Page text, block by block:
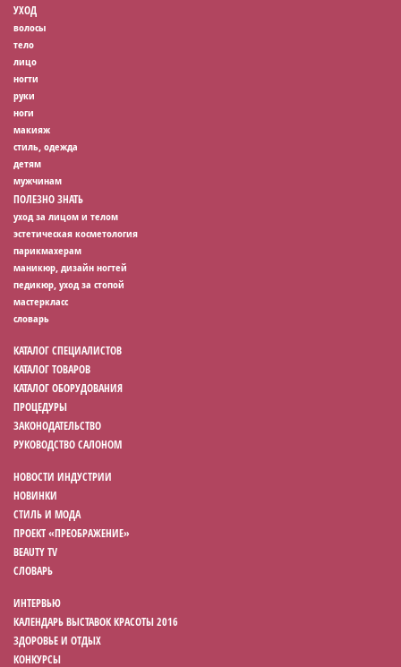
УХОД
волосы
тело
лицо
ногти
руки
ноги
макияж
стиль, одежда
детям
мужчинам
ПОЛЕЗНО ЗНАТЬ
уход за лицом и телом
эстетическая косметология
парикмахерам
маникюр, дизайн ногтей
педикюр, уход за стопой
мастеркласс
словарь
КАТАЛОГ СПЕЦИАЛИСТОВ
КАТАЛОГ ТОВАРОВ
КАТАЛОГ ОБОРУДОВАНИЯ
ПРОЦЕДУРЫ
ЗАКОНОДАТЕЛЬСТВО
РУКОВОДСТВО САЛОНОМ
НОВОСТИ ИНДУСТРИИ
НОВИНКИ
СТИЛЬ И МОДА
ПРОЕКТ «ПРЕОБРАЖЕНИЕ»
BEAUTY TV
СЛОВАРЬ
ИНТЕРВЬЮ
КАЛЕНДАРЬ ВЫСТАВОК КРАСОТЫ 2016
ЗДОРОВЬЕ И ОТДЫХ
КОНКУРСЫ